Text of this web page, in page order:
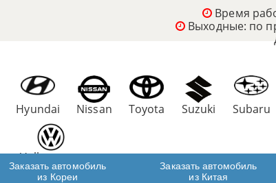
Время
Выходные: по
Hyundai Nissan Toyota Suzuki Subaru
Volkswagen
Заказать автомобиль
из Кореи
Заказать автомобиль
из Китая